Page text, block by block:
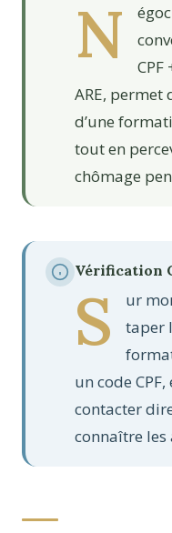
N
ARE, permet
d’une
tout en
chômage
Vérification
S
ur
taper
un code
contacter
connaître les